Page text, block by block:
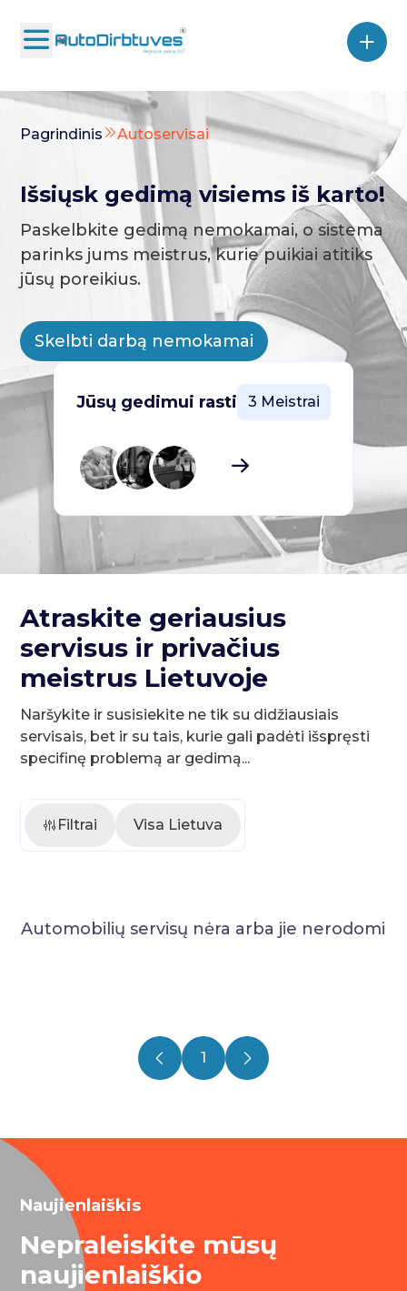
Pagrindinis Autoservisai
Išsiųsk gedimą visiems iš karto!
Paskelbkite gedimą nemokamai, o sistema
parinks jums meistrus, kurie puikiai atitiks
jūsų poreikius.
Skelbti darbą nemokamai
Jūsų gedimui rasti 3 Meistrai
Atraskite geriausius
servisus ir privačius
meistrus Lietuvoje
Naršykite ir susisiekite ne tik su didžiausiais
servisais, bet ir su tais, kurie gali padėti išspręsti
specifinę problemą ar gedimą...
Filtrai Visa Lietuva
Automobilių servisų nėra arba jie nerodomi
1
Naujienlaiškis
Nepraleiskite mūsų
naujienlaiškio